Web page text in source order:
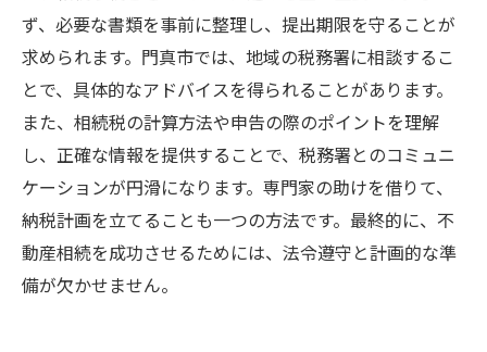
ず、必要な書類を事前に整理し、提出期限を守ることが
求められます。門真市では、地域の税務署に相談するこ
とで、具体的なアドバイスを得られることがあります。
また、相続税の計算方法や申告の際のポイントを理解
し、正確な情報を提供することで、税務署とのコミュニ
ケーションが円滑になります。専門家の助けを借りて、
納税計画を立てることも一つの方法です。最終的に、不
動産相続を成功させるためには、法令遵守と計画的な準
備が欠かせません。